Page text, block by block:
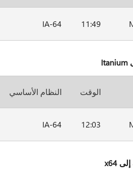
11:49
IA-64
الوقت النظام الأساسي
12:03
IA-64